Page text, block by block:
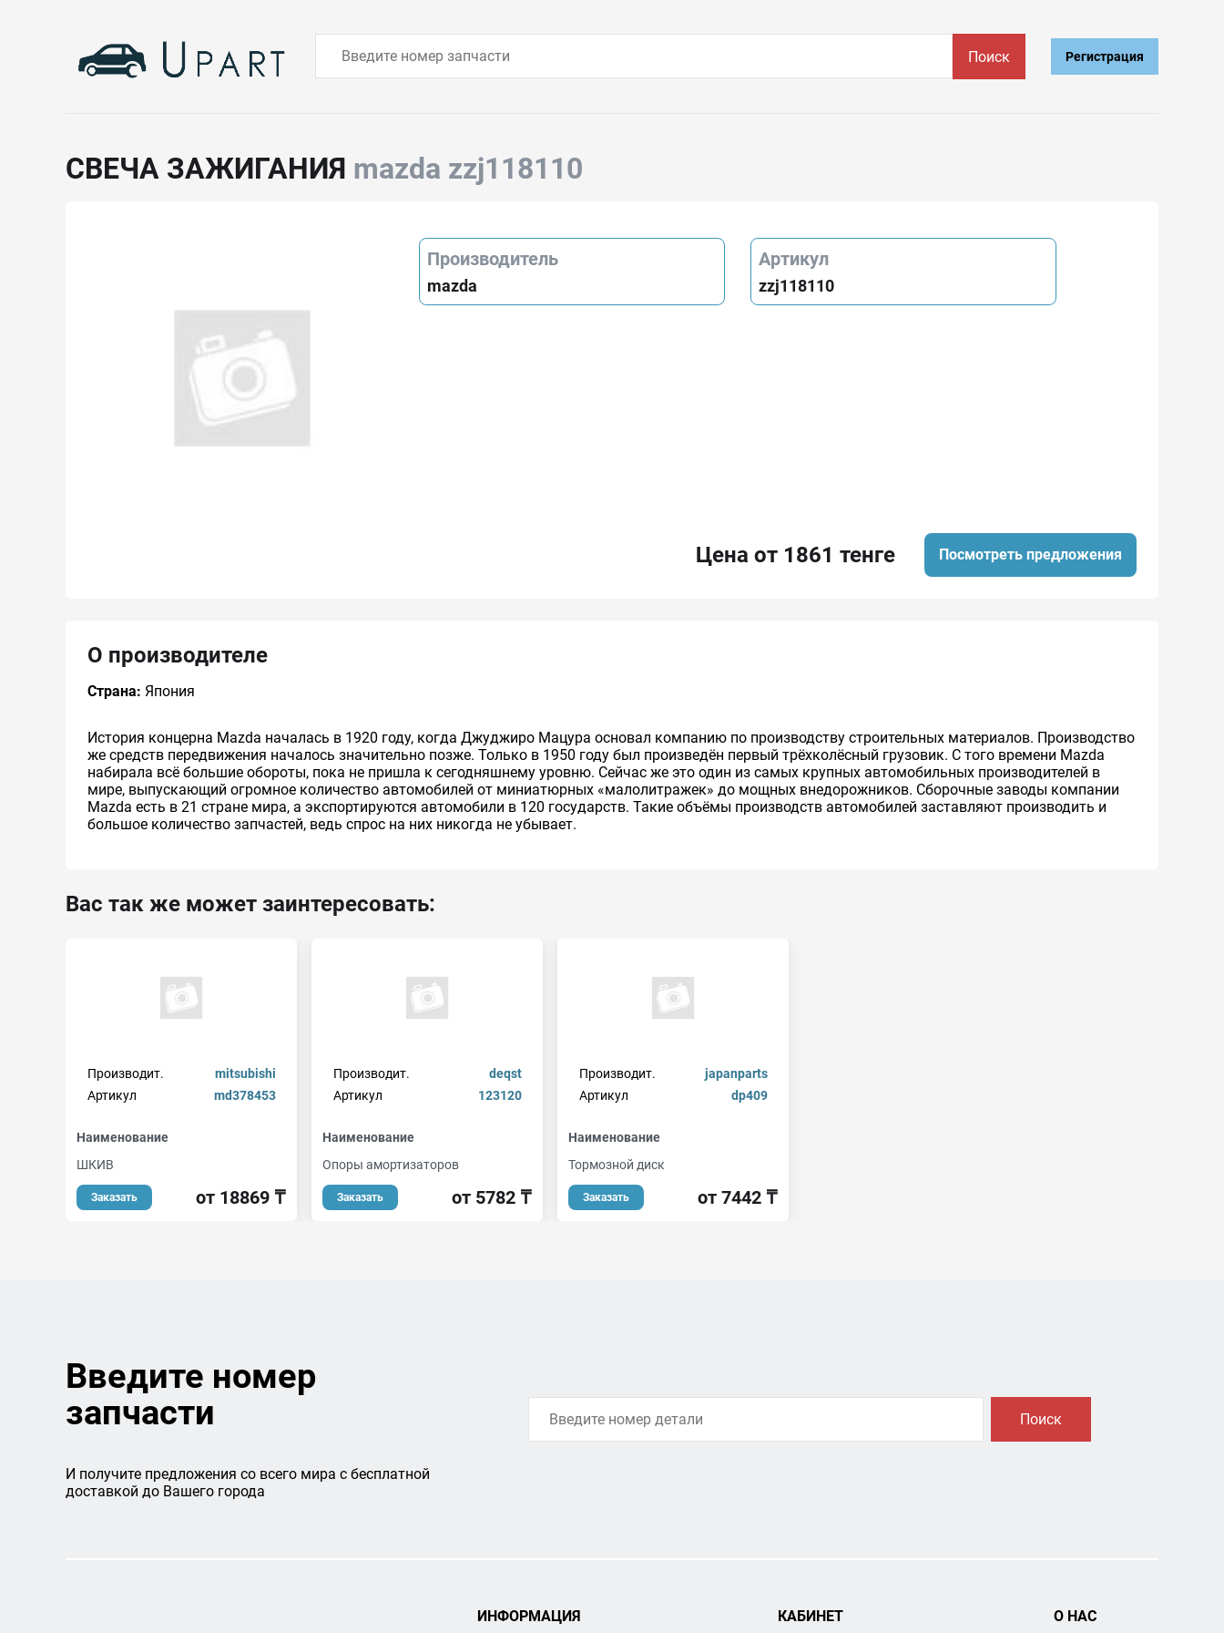
Поиск Регистрация
СВЕЧА ЗАЖИГАНИЯ mazda zzj118110
Производитель
mazda
Артикул
zzj118110
Цена от 1861 тенге Посмотреть предложения
О производителе
Страна: Япония
История концерна Mazda началась в 1920 году, когда Джуджиро Мацура основал компанию по производству строительных материалов. Производство
же средств передвижения началось значительно позже. Только в 1950 году был произведён первый трёхколёсный грузовик. С того времени Mazda
набирала всё большие обороты, пока не пришла к сегодняшнему уровню. Сейчас же это один из самых крупных автомобильных производителей в
мире, выпускающий огромное количество автомобилей от миниатюрных «малолитражек» до мощных внедорожников. Сборочные заводы компании
Mazda есть в 21 стране мира, а экспортируются автомобили в 120 государств. Такие объёмы производств автомобилей заставляют производить и
большое количество запчастей, ведь спрос на них никогда не убывает.
Вас так же может заинтересовать:
Производит.
mitsubishi
Артикул
md378453
Наименование
ШКИВ
Заказать от 18869 ₸
Производит.
deqst
Артикул
123120
Наименование
Опоры амортизаторов
Заказать от 5782 ₸
Производит.
japanparts
Артикул
dp409
Наименование
Тормозной диск
Заказать от 7442 ₸
Введите номер
запчасти
И получите предложения со всего мира с бесплатной
доставкой до Вашего города
Поиск
ИНФОРМАЦИЯ КАБИНЕТ О НАС